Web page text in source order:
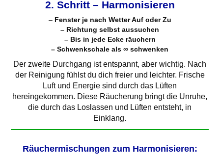
Kundenb
ewertung
en
2. Schritt – Harmonisieren
– Fenster je nach Wetter Auf oder Zu
– Richtung selbst aussuchen
– Bis in jede Ecke räuchern
– Schwenkschale als ∞ schwenken
Der zweite Durchgang ist entspannt, aber wichtig. Nach
der Reinigung fühlst du dich freier und leichter. Frische
Luft und Energie sind durch das Lüften
hereingekommen. Diese Räucherung bringt die Unruhe,
die durch das Loslassen und Lüften entsteht, in
Einklang.
Räuchermischungen zum Harmonisieren: